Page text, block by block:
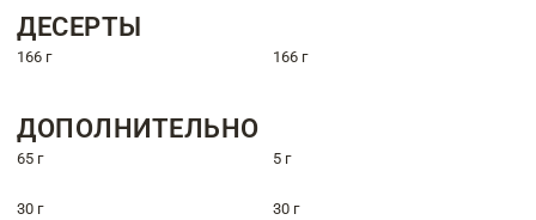
ДЕСЕРТЫ
166 г 166 г
ДОПОЛНИТЕЛЬНО
65 г 5 г
30 г 30 г